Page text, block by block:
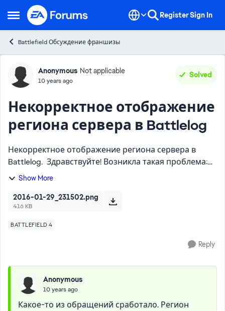
Open Side Menu
Skip to content RegisterSign In
Battlefield Обсуждение франшизы
Forum Discussion
Anonymous Not applicable
10 years ago
Solved
Некорректное отображение
региона сервера в Battlelog
Некорректное отображение региона сервера в
Battlelog. Здравствуйте! Возникла такая проблема:
некорректно отображается регион сервера в
Германия, хотя ...
Show More
2016-01-29_231502.png
416 KB
BATTLEFIELD 4
Reply
Anonymous
10 years ago
Какое-то из обращений сработало. Регион